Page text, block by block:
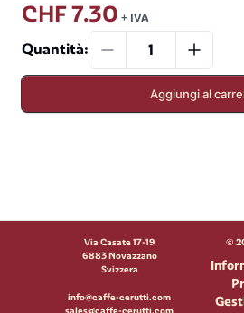
CHF 7.30 + IVA
Quantità:
Aggiungi al
Via Casate 17-19
6883 Novazzano
Svizzera
info@caffe-cerutti.com
sales@caffe-cerutti.com
©